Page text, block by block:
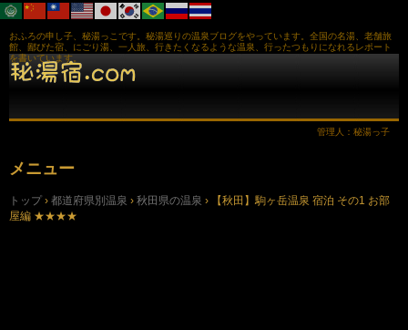
おふろの申し子、秘湯っこです。秘湯巡りの温泉ブログをやっています。全国の名湯、老舗旅
館、鄙びた宿、にごり湯、一人旅、行きたくなるような温泉、行ったつもりになれるレポート
を書いています。
管理人：秘湯っ子
メニュー
ン
テ
トップ › 都道府県別温泉 › 秋田県の温泉 ›
【秋田】駒ヶ岳温泉 宿泊 その1 お部
屋編 ★★★★